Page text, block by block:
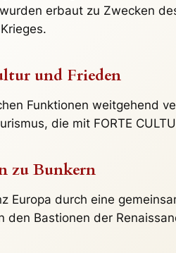
erbaut zu Zwecken
und Frieden
Funktionen weitgehend
die mit FORTE
zu Bunkern
Europa durch eine
Bastionen der